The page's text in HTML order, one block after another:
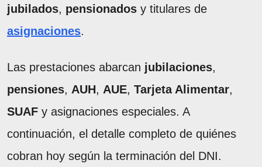
jubilados, pensionados y titulares de
asignaciones.
Las prestaciones abarcan jubilaciones,
pensiones, AUH, AUE, Tarjeta Alimentar,
SUAF y asignaciones especiales. A
continuación, el detalle completo de quiénes
cobran hoy según la terminación del DNI.